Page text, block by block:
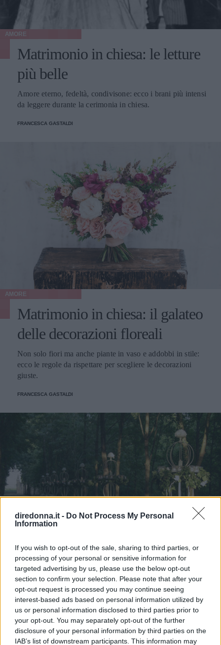
diredonna.it - Do Not Process My Personal
Information
If you wish to opt-out of the sale, sharing to third parties, or
processing of your personal or sensitive information for
targeted advertising by us, please use the below opt-out
section to confirm your selection. Please note that after your
opt-out request is processed you may continue seeing
interest-based ads based on personal information utilized by
us or personal information disclosed to third parties prior to
your opt-out. You may separately opt-out of the further
disclosure of your personal information by third parties on the
IAB’s list of downstream participants. This information may
AMORE
Matrimonio in chiesa: le letture
più belle
Amore eterno, fedeltà, condivisone: ecco i brani più intensi
da leggere durante la cerimonia in chiesa.
FRANCESCA GASTALDI
AMORE
Matrimonio in chiesa: il galateo
delle decorazioni floreali
Non solo fiori ma anche piante in vaso e addobbi in stile:
ecco le regole da rispettare per scegliere le decorazioni
giuste.
FRANCESCA GASTALDI
AMORE
Matrimonio nel bosco: 5
location d'atmosfera
Sposarsi nella natura, tra alberi secolari e profumo di fiori?
Basta solo scegliere il posto giusto.